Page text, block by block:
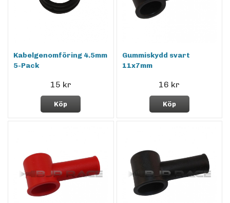
Kabelgenomföring 4.5mm
5-Pack
15 kr
Köp
Gummiskydd svart
11x7mm
16 kr
Köp